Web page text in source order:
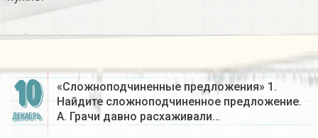
10
ДЕКАБРЬ
«Сложноподчиненные предложения» 1.
Найдите сложноподчиненное предложение.
А. Грачи давно расхаживали…